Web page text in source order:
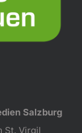
Salzburg
St. Virgil